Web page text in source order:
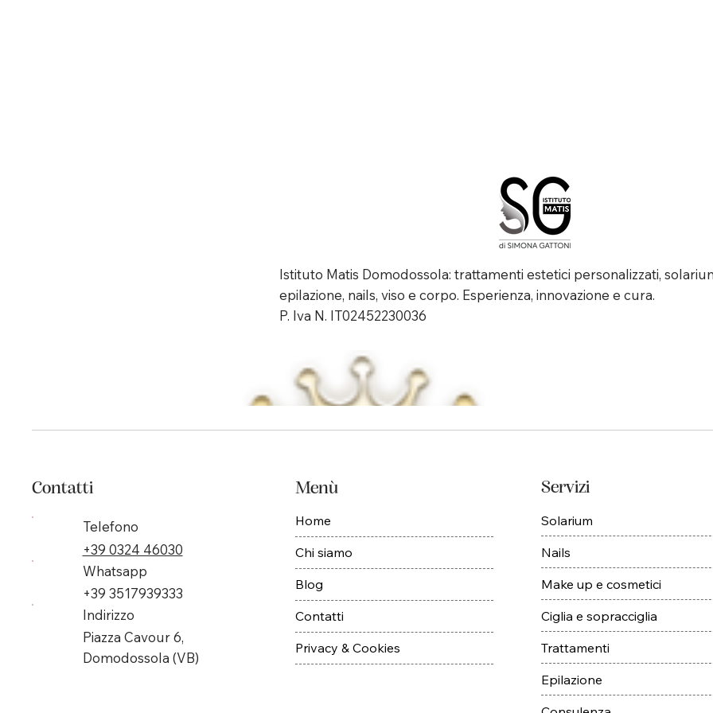
Contatti
Telefono
+39 0324 46030
Whatsapp
+39 3517939333
Indirizzo
Piazza Cavour 6,
Domodossola (VB)
Menù
Home
Chi siamo
Blog
Contatti
Privacy & Cookies
Servizi
Solarium
Nails
Make up e cosmetici
Ciglia e sopracciglia
Trattamenti
Epilazione
Istituto Matis Domodossola: trattamenti estetici personalizzati,
epilazione, nails, viso e corpo. Esperienza, innovazione e cura.
P. Iva N. IT02452230036